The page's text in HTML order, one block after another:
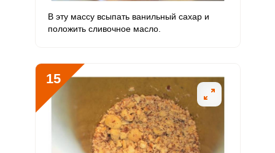
В эту массу всыпать ванильный сахар и
положить сливочное масло.
15